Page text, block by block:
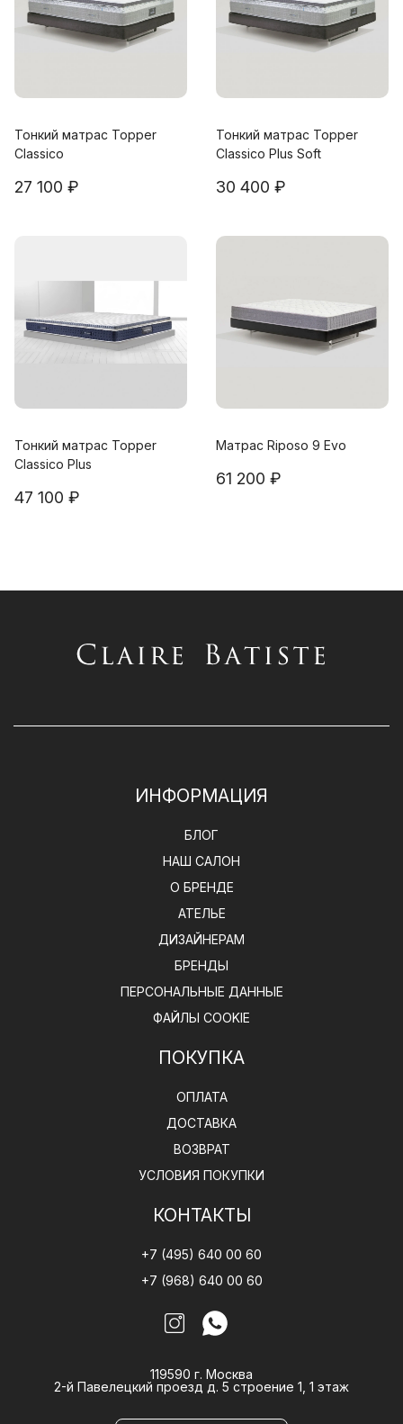
Тонкий матрас Topper
Classico
27 100 ₽
Тонкий матрас Topper
Classico Plus Soft
30 400 ₽
Тонкий матрас Topper
Classico Plus
47 100 ₽
Матрас Riposo 9 Evo
61 200 ₽
ИНФОРМАЦИЯ
БЛОГ
НАШ САЛОН
О БРЕНДЕ
АТЕЛЬЕ
ДИЗАЙНЕРАМ
БРЕНДЫ
ПЕРСОНАЛЬНЫЕ ДАННЫЕ
ФАЙЛЫ COOKIE
ПОКУПКА
ОПЛАТА
ДОСТАВКА
ВОЗВРАТ
УСЛОВИЯ ПОКУПКИ
КОНТАКТЫ
+7 (495) 640 00 60
+7 (968) 640 00 60
119590 г. Москва
2-й Павелецкий проезд д. 5 строение 1, 1 этаж